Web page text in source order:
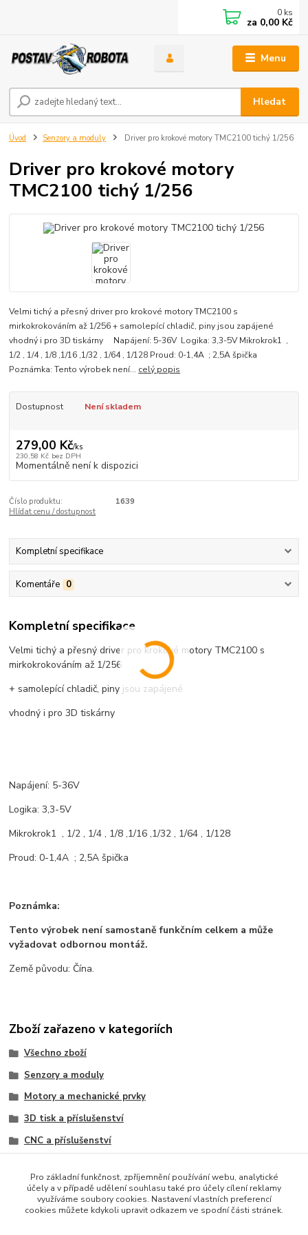
Menu
Hledat
0 ks
za 0,00 Kč
Úvod Senzory a moduly Driver pro krokové motory TMC2100 tichý 1/256
Driver pro krokové motory
TMC2100 tichý 1/256
Velmi tichý a přesný driver pro krokové motory TMC2100 s
mirkokrokováním až 1/256 + samolepící chladič, piny jsou zapájené
vhodný i pro 3D tiskárny Napájení: 5-36V Logika: 3,3-5V Mikrokrok1 ,
1/2 , 1/4 , 1/8 ,1/16 ,1/32 , 1/64 , 1/128 Proud: 0-1,4A ; 2,5A špička
Poznámka: Tento výrobek není... celý popis
Dostupnost Není skladem
279,00 Kč/ks
230,58 Kč bez DPH
Momentálně není k dispozici
Číslo produktu:
1639
Hlídat cenu / dostupnost
Kompletní specifikace
Komentáře 0
Kompletní specifikace
Velmi tichý a přesný driver pro krokové motory TMC2100 s
mirkokrokováním až 1/256
+ samolepící chladič, piny jsou zapájené
vhodný i pro 3D tiskárny
Napájení: 5-36V
Logika: 3,3-5V
Mikrokrok1 , 1/2 , 1/4 , 1/8 ,1/16 ,1/32 , 1/64 , 1/128
Proud: 0-1,4A ; 2,5A špička
Poznámka:
Tento výrobek není samostaně funkčním celkem a může
vyžadovat odbornou montáž.
Země původu: Čína.
Zboží zařazeno v kategoriích
Všechno zboží
Senzory a moduly
Motory a mechanické prvky
3D tisk a příslušenství
CNC a příslušenství
Krokové motory
Součástky a elektronika
Pro základní funkčnost, zpříjemnění používání webu, analytické
účely a v případě udělení souhlasu také pro účely cílení reklamy
využíváme soubory cookies. Nastavení vlastních preferencí
cookies můžete kdykoli upravit odkazem ve spodní části stránek.